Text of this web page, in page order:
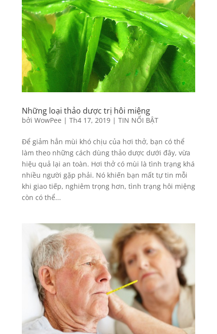
Những loại thảo dược trị hôi miệng
bởi WowPee | Th4 17, 2019| TIN NỔI BẬT
Để giảm hẳn mùi khó chịu của hơi thở, bạn có thể
làm theo những cách dùng thảo dược dưới đây, vừa
hiệu quả lại an toàn. Hơi thở có mùi là tình trạng khá
nhiều người gặp phải. Nó khiến bạn mất tự tin mỗi
khi giao tiếp, nghiêm trọng hơn, tình trạng hôi miệng
còn có thể...